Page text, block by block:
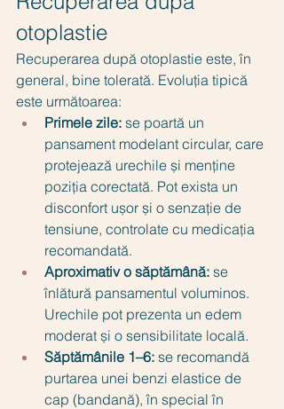
otoplastie
Recuperarea după otoplastie este, în
general, bine tolerată. Evoluția tipică
este următoarea:
Primele zile: se poartă un
pansament modelant circular, care
protejează urechile și menține
poziția corectată. Pot exista un
disconfort ușor și o senzație de
tensiune, controlate cu medicația
recomandată.
Aproximativ o săptămână: se
înlătură pansamentul voluminos.
Urechile pot prezenta un edem
moderat și o sensibilitate locală.
Săptămânile 1–6: se recomandă
purtarea unei benzi elastice de
cap (bandană), în special în